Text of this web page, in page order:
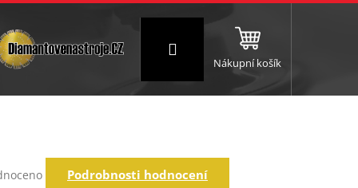
Brusné a leštící válce
Přihlášení
Nákupní košík
Podrobnosti hodnocení